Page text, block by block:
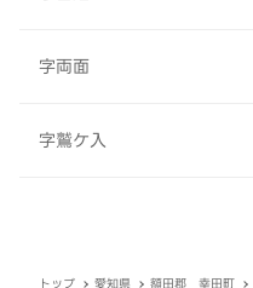
字両面
字鷲ケ入
トップ 愛知県 額田郡 幸田町